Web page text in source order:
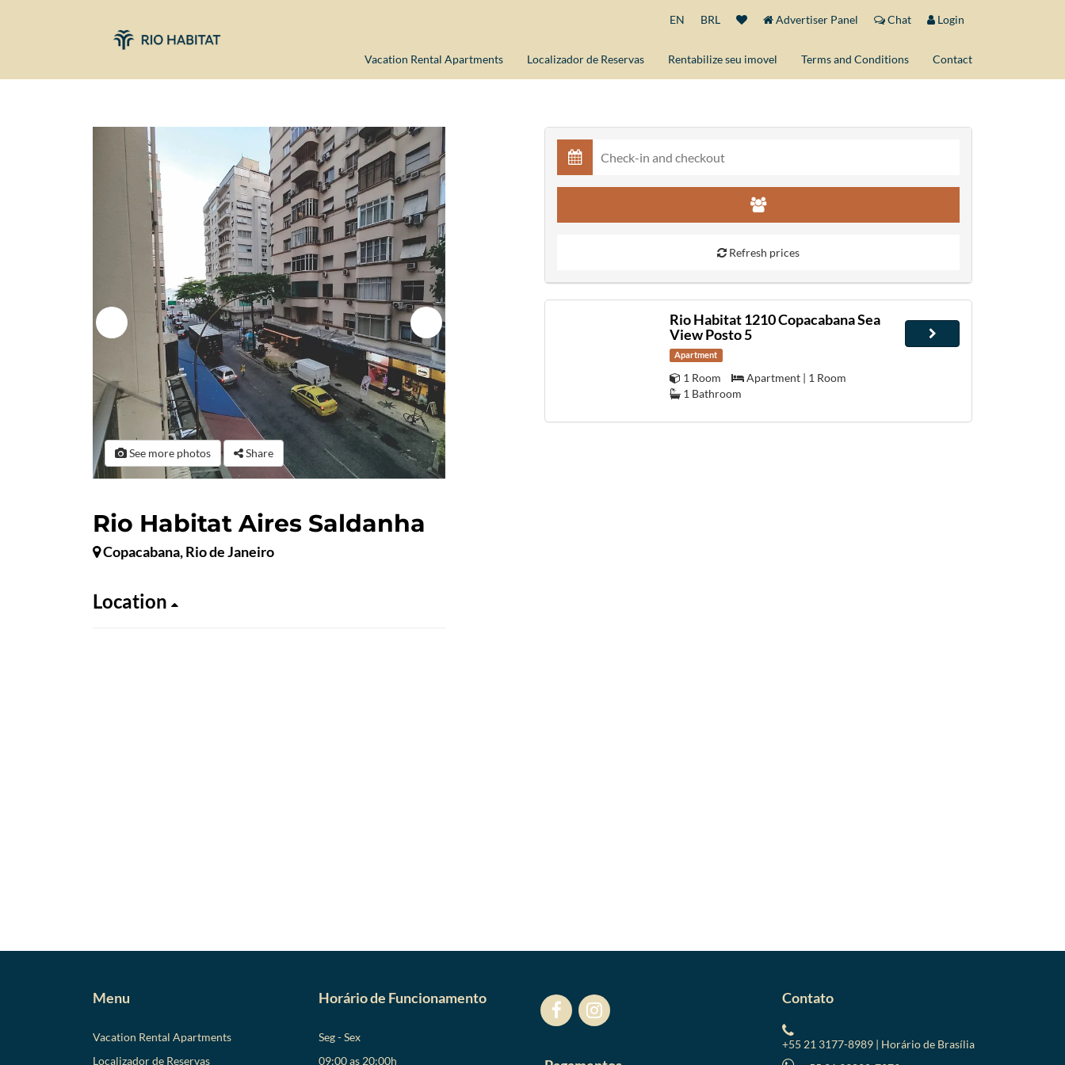
EN BRL Advertiser Panel Chat Login
Vacation Rental Apartments Localizador de Reservas Rentabilize seu imovel Terms and Conditions Contact
See more photos Share
Rio Habitat Aires Saldanha
Copacabana, Rio de Janeiro
Location
Refresh prices
Rio Habitat 1210 Copacabana Sea
View Posto 5
Apartment
1 Room
Apartment | 1 Room
1 Bathroom
Menu
Vacation Rental Apartments
Localizador de Reservas
Horário de Funcionamento
Seg - Sex
09:00 as 20:00h
Contato
+55 21 3177-8989 | Horário de Brasília